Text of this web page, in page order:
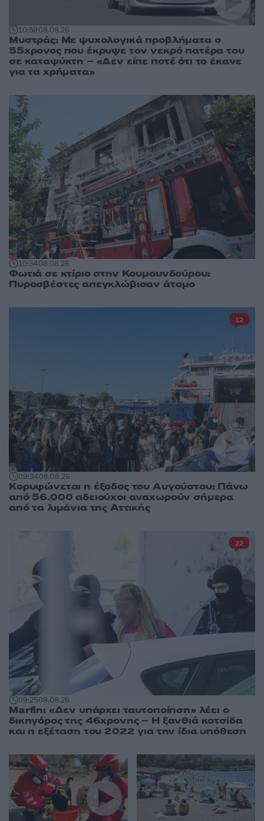
10:5908.08.26
Μυστράς: Με ψυχολογικά προβλήματα ο
55χρονος που έκρυψε τον νεκρό πατέρα του
σε καταψύκτη – «Δεν είπε ποτέ ότι το έκανε
για τα χρήματα»
10:3408.08.26
Φωτιά σε κτίριο στην Κουμουνδούρου:
Πυροσβέστες απεγκλώβισαν άτομο
09:3408.08.26
Κορυφώνεται η έξοδος του Αυγούστου: Πάνω
από 56.000 αδειούχοι αναχωρούν σήμερα
από τα λιμάνια της Αττικής
12
09:2508.08.26
Marfin: «Δεν υπάρχει ταυτοποίηση» λέει ο
δικηγόρος της 46χρονης – Η ξανθιά κοτσίδα
και η εξέταση του 2022 για την ίδια υπόθεση
22